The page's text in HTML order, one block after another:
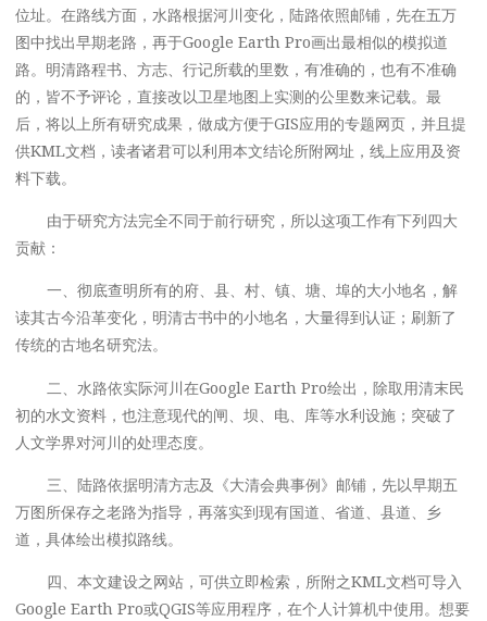
位址。在路线方面，水路根据河川变化，陆路依照邮铺，先在五万
图中找出早期老路，再于Google Earth Pro画出最相似的模拟道
路。明清路程书、方志、行记所载的里数，有准确的，也有不准确
的，皆不予评论，直接改以卫星地图上实测的公里数来记载。最
后，将以上所有研究成果，做成方便于GIS应用的专题网页，并且提
供KML文档，读者诸君可以利用本文结论所附网址，线上应用及资
料下载。
由于研究方法完全不同于前行研究，所以这项工作有下列四大
贡献：
一、彻底查明所有的府、县、村、镇、塘、埠的大小地名，解
读其古今沿革变化，明清古书中的小地名，大量得到认证；刷新了
传统的古地名研究法。
二、水路依实际河川在Google Earth Pro绘出，除取用清末民
初的水文资料，也注意现代的闸、坝、电、库等水利设施；突破了
人文学界对河川的处理态度。
三、陆路依据明清方志及《大清会典事例》邮铺，先以早期五
万图所保存之老路为指导，再落实到现有国道、省道、县道、乡
道，具体绘出模拟路线。
四、本文建设之网站，可供立即检索，所附之KML文档可导入
Google Earth Pro或QGIS等应用程序，在个人计算机中使用。想要